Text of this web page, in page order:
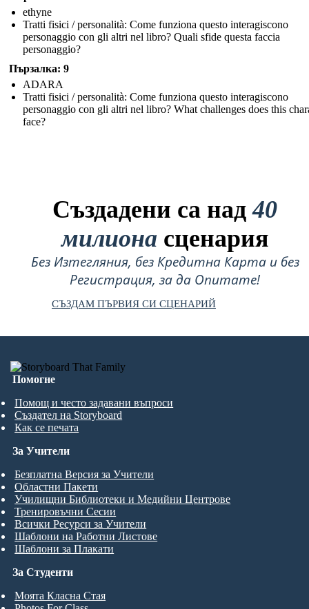
ethyne
Tratti fisici / personalità: Come funziona questo interagiscono
personaggio con gli altri nel libro? Quali sfide questa faccia
personaggio?
Пързалка: 9
ADARA
Tratti fisici / personalità: Come funziona questo interagiscono
personaggio con gli altri nel libro? What challenges does this
face?
Създадени са над40
милиона сценария
Без Изтегляния, без Кредитна Карта и без
Регистрация, за да Опитате!
СЪЗДАМ ПЪРВИЯ СИ СЦЕНАРИЙ
Помогне
Помощ и често задавани въпроси
Създател на Storyboard
Как се печата
За Студенти
Моята Класна Стая
За Учители
Безплатна Версия за Учители
Областни Пакети
Училищни Библиотеки и Медийни Центрове
Тренировъчни Сесии
Всички Ресурси за Учители
Шаблони на Работни Листове
Шаблони за Плакати